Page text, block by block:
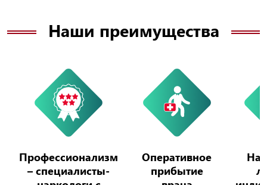
применяются препараты, которые
подбираются врачами индивидуально в
Наши преимущества
Профессионализм
– специалисты-
Оперативное
прибытие